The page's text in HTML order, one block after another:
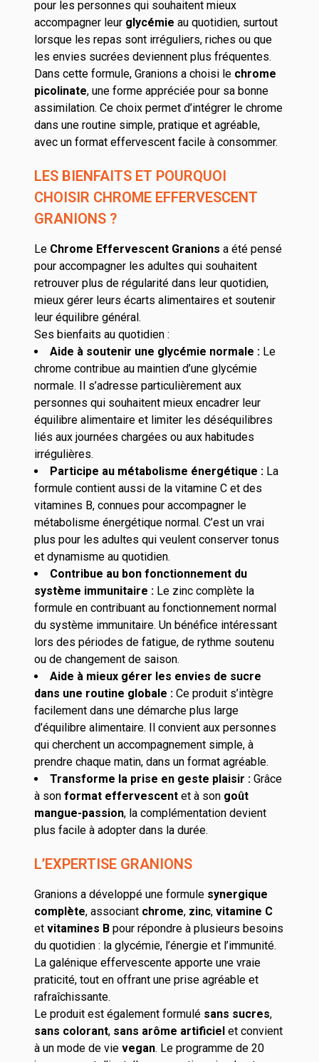
pour les personnes qui souhaitent mieux
accompagner leur glycémie au quotidien, surtout
lorsque les repas sont irréguliers, riches ou que
les envies sucrées deviennent plus fréquentes.
Dans cette formule, Granions a choisi le chrome
picolinate, une forme appréciée pour sa bonne
assimilation. Ce choix permet d’intégrer le chrome
dans une routine simple, pratique et agréable,
avec un format effervescent facile à consommer.
LES BIENFAITS ET POURQUOI
CHOISIR CHROME EFFERVESCENT
GRANIONS ?
Le Chrome Effervescent Granions a été pensé
pour accompagner les adultes qui souhaitent
retrouver plus de régularité dans leur quotidien,
mieux gérer leurs écarts alimentaires et soutenir
leur équilibre général.
Ses bienfaits au quotidien :
Aide à soutenir une glycémie normale : Le
chrome contribue au maintien d’une glycémie
normale. Il s’adresse particulièrement aux
personnes qui souhaitent mieux encadrer leur
équilibre alimentaire et limiter les déséquilibres
liés aux journées chargées ou aux habitudes
irrégulières.
Participe au métabolisme énergétique : La
formule contient aussi de la vitamine C et des
vitamines B, connues pour accompagner le
métabolisme énergétique normal. C’est un vrai
plus pour les adultes qui veulent conserver tonus
et dynamisme au quotidien.
Contribue au bon fonctionnement du
système immunitaire : Le zinc complète la
formule en contribuant au fonctionnement normal
du système immunitaire. Un bénéfice intéressant
lors des périodes de fatigue, de rythme soutenu
ou de changement de saison.
Aide à mieux gérer les envies de sucre
dans une routine globale : Ce produit s’intègre
facilement dans une démarche plus large
d’équilibre alimentaire. Il convient aux personnes
qui cherchent un accompagnement simple, à
prendre chaque matin, dans un format agréable.
Transforme la prise en geste plaisir : Grâce
à son format effervescent et à son goût
mangue-passion, la complémentation devient
plus facile à adopter dans la durée.
L’EXPERTISE GRANIONS
Granions a développé une formule synergique
complète, associant chrome, zinc, vitamine C
et vitamines B pour répondre à plusieurs besoins
du quotidien : la glycémie, l’énergie et l’immunité.
La galénique effervescente apporte une vraie
praticité, tout en offrant une prise agréable et
rafraîchissante.
Le produit est également formulé sans sucres,
sans colorant, sans arôme artificiel et convient
à un mode de vie vegan. Le programme de 20